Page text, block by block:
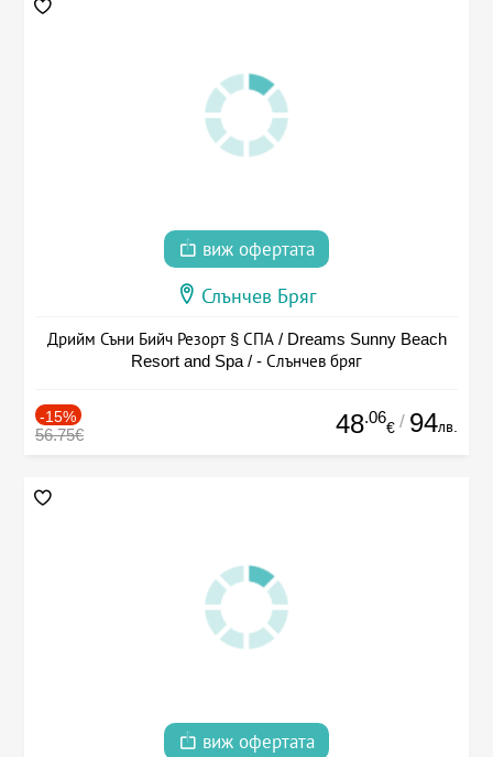
виж офертата
Слънчев Бряг
Дрийм Съни Бийч Резорт § СПА / Dreams Sunny Beach
Resort and Spa / - Слънчев бряг
-15%
56.75€ 48.06
€ / 94лв.
виж офертата